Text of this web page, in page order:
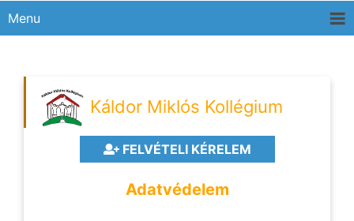
Menu
Káldor Miklós Kollégium
FELVÉTELI KÉRELEM
Adatvédelem